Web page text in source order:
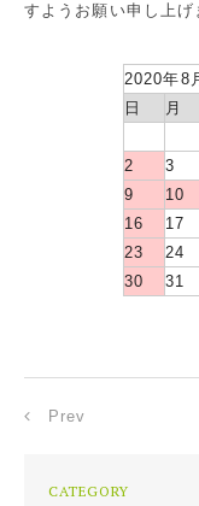
すようお願い申し上げ
2020年8
日
月
2
3
9
10
16
17
23
24
30
31
Prev
CATEGORY